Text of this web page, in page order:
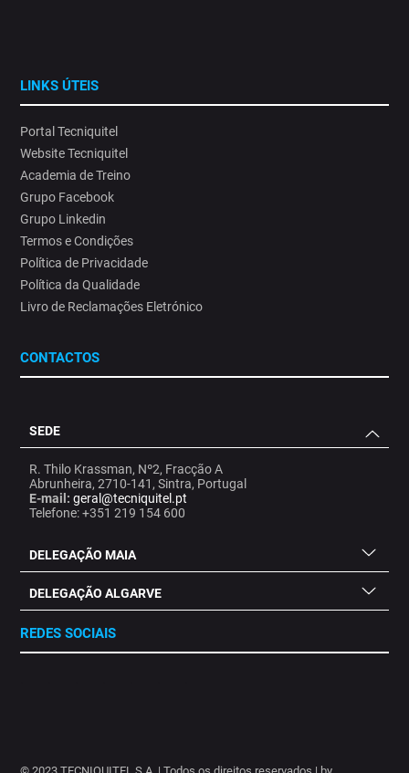
LINKS ÚTEIS
Portal Tecniquitel
Website Tecniquitel
Academia de Treino
Grupo Facebook
Grupo Linkedin
Termos e Condições
Política de Privacidade
Política da Qualidade
Livro de Reclamações Eletrónico
CONTACTOS
SEDE
R. Thilo Krassman, Nº2, Fracção A
Abrunheira, 2710-141, Sintra, Portugal
E-mail: geral@tecniquitel.pt
Telefone: +351 219 154 600
DELEGAÇÃO MAIA
DELEGAÇÃO ALGARVE
REDES SOCIAIS